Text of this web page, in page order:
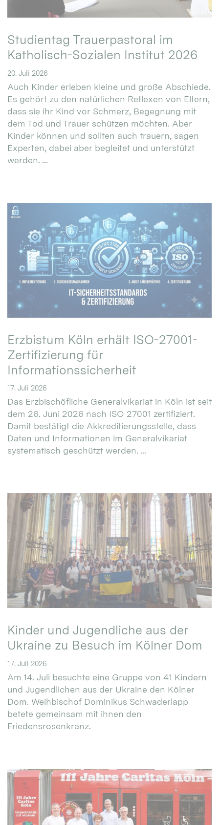
Studientag Trauerpastoral im
Katholisch-Sozialen Institut 2026
20. Juli 2026
Auch Kinder erleben kleine und große Abschiede.
Es gehört zu den natürlichen Reflexen von Eltern,
dass sie ihr Kind vor Schmerz, Begegnung mit
dem Tod und Trauer schützen möchten. Aber
Kinder können und sollten auch trauern, sagen
Experten, dabei aber begleitet und unterstützt
werden. ...
Erzbistum Köln erhält ISO-27001-
Zertifizierung für
Informationssicherheit
17. Juli 2026
Das Erzbischöfliche Generalvikariat in Köln ist seit
dem 26. Juni 2026 nach ISO 27001 zertifiziert.
Damit bestätigt die Akkreditierungsstelle, dass
Daten und Informationen im Generalvikariat
systematisch geschützt werden. ...
Kinder und Jugendliche aus der
Ukraine zu Besuch im Kölner Dom
17. Juli 2026
Am 14. Juli besuchte eine Gruppe von 41 Kindern
und Jugendlichen aus der Ukraine den Kölner
Dom. Weihbischof Dominikus Schwaderlapp
betete gemeinsam mit ihnen den
Friedensrosenkranz.